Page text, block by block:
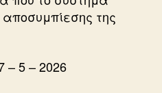
της
– 5 – 2026